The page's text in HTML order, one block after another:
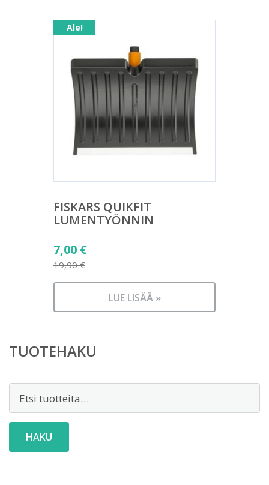
Ale!
FISKARS QUIKFIT
LUMENTYÖNNIN
19,90€
Alkuperäinen
hinta
oli:
7,00 €
Nykyinen
on:
LUE LISÄÄ »
TUOTEHAKU
HAKU